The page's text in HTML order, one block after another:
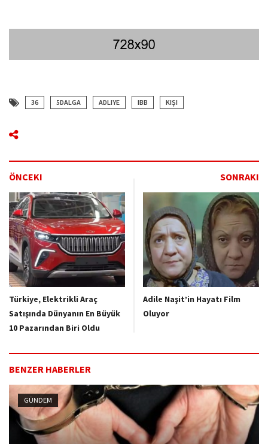
36 5DALGA ADLIYE IBB KIŞI
ÖNCEKI SONRAKI
Türkiye, Elektrikli Araç
Satışında Dünyanın En Büyük
10 Pazarından Biri Oldu
Adile Naşit’in Hayatı Film
Oluyor
BENZER HABERLER
GÜNDEM